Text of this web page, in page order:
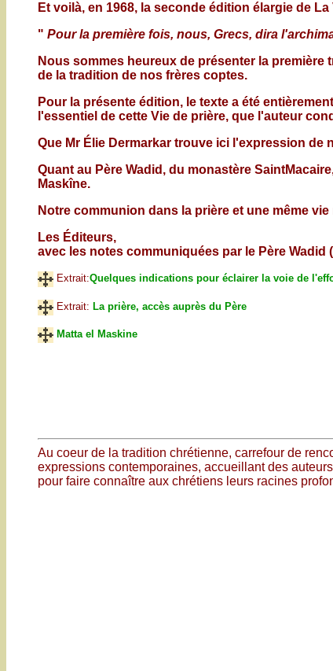
Et voilà, en 1968, la seconde édition élargie de
" Pour la première fois, nous, Grecs, dira
Nous sommes heureux de présenter la
de la tradition de nos frères coptes.
Pour la présente édition, le texte a été
l'essentiel de cette Vie de prière, que l'auteur
Que Mr Élie Dermarkar trouve ici l'expression
Quant au Père Wadid, du monastère
Maskîne.
Notre communion dans la prière et une même
Les Éditeurs,
avec les notes communiquées par le Père Wadid
Extrait:Quelques indications pour éclairer la voie de
Extrait: La prière, accès auprès du Père
Matta el Maskine
Au coeur de la tradition chrétienne, carrefour de
expressions contemporaines, accueillant des
pour faire connaître aux chrétiens leurs racines